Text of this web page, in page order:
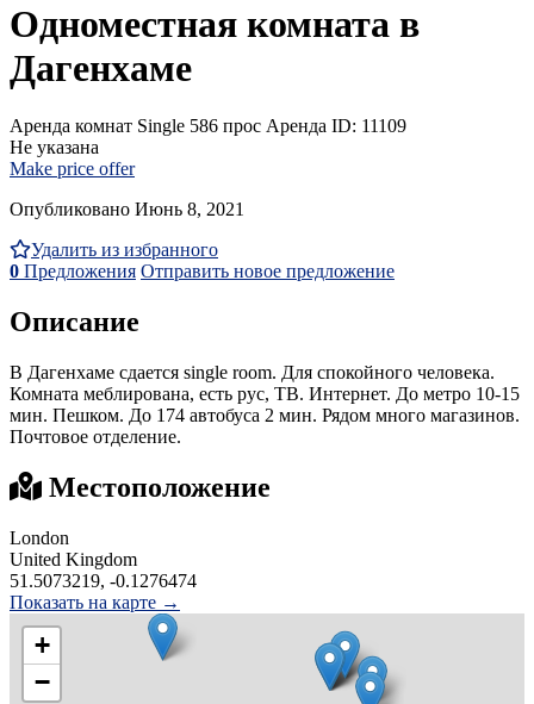
Одноместная комната в
Дагенхаме
Аренда комнат Single 586 прос Аренда ID: 11109
Не указана
Make price offer
Опубликовано Июнь 8, 2021
Удалить из избранного
0 Предложения Отправить новое предложение
Описание
В Дагенхаме сдается single room. Для спокойного человека.
Комната меблирована, есть рус, ТВ. Интернет. До метро 10-15
мин. Пешком. До 174 автобуса 2 мин. Рядом много магазинов.
Почтовое отделение.
Местоположение
London
United Kingdom
51.5073219, -0.1276474
Показать на карте →
+
−